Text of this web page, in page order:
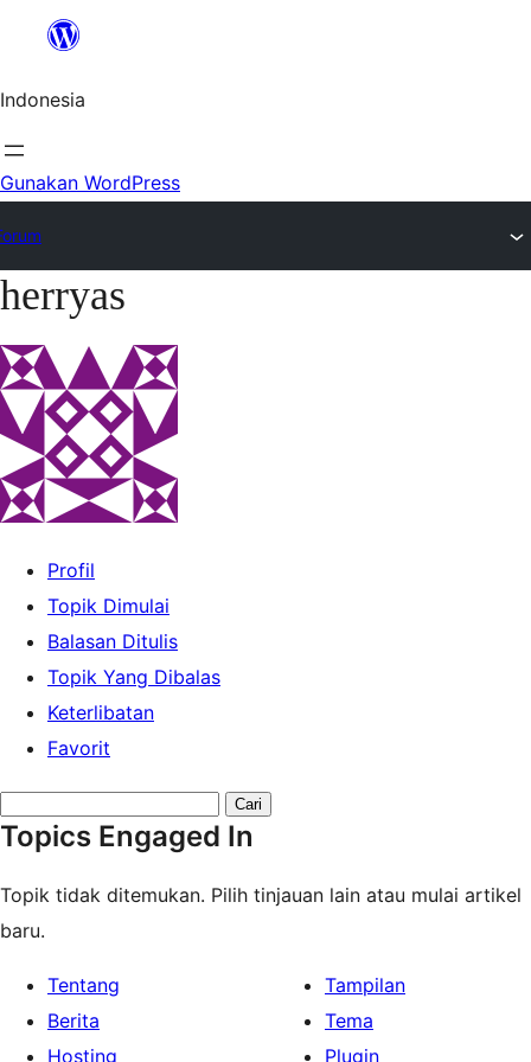
Lewat
konten
Indonesia
Gunakan WordPress
Lewati
konten
herryas
Profil
Topik Dimulai
Balasan Ditulis
Topik Yang Dibalas
Keterlibatan
Favorit
topics:
Topics Engaged In
Topik tidak ditemukan. Pilih tinjauan lain atau mulai artikel
baru.
Tentang
Berita
Hosting
Tampilan
Tema
Plugin